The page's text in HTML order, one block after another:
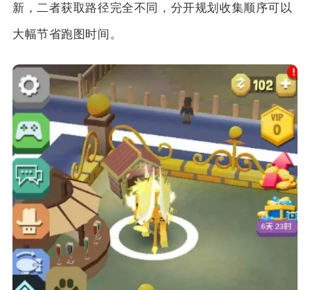
新，二者获取路径完全不同，分开规划收集顺序可以
大幅节省跑图时间。